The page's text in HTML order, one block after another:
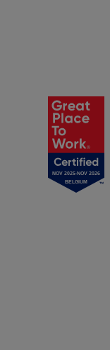
NOV 2025-NOV 2026
BELGIUM